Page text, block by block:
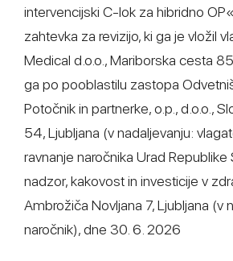
intervencijski C-lok za hibridno
zahtevka za revizijo, ki ga je vložil
Medical d.o.o., Mariborska cesta
ga po pooblastilu zastopa
Potočnik in partnerke, o.p., d.o.o.,
54, Ljubljana (v nadaljevanju:
ravnanje naročnika Urad Republike
nadzor, kakovost in investicije v
Ambrožiča Novljana 7, Ljubljana (v
naročnik), dne 30. 6. 2026